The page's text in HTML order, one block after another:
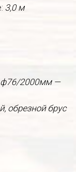
3,0 м
ф76/2000мм —
обрезной брус